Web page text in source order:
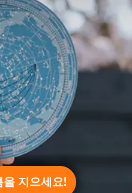
지으세요!